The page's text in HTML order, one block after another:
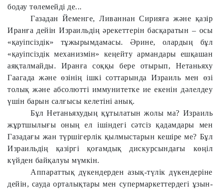
бодау төлемейді де...
Газадан Йеменге, Ливаннан Сирияға және қазір
Иранға дейін Израильдің әрекеттерін басқаратын – осы
«қауіпсіздік» тұжырымдамасы. Әрине, олардың бұл
«қауіпсіздік механизмін» кеңейту армандары ешқашан
аяқталмайды. Иранға соққы бере отырып, Нетаньяху
Гаагада және өзінің ішкі соттарында Израиль мен өзі
толық және абсолютті иммунитетке ие екенін дәлелдеу
үшін барын салғысы келетіні анық.
Бұл Нетаньяхудың құтылатын жолы ма? Израиль
жұртшылығы оның ел ішіндегі сәтсіз қадамдары мен
Газадағы жан түршігерлік қылмыстарын кешіре ме? Бұл
Израильдің қазіргі қоғамдық дискурсындағы көңіл
күйден байқалуы мүмкін.
Аппараттық дүкендерден азық-түлік дүкендеріне
дейін, сауда орталықтары мен супермаркеттердегі ұзын-